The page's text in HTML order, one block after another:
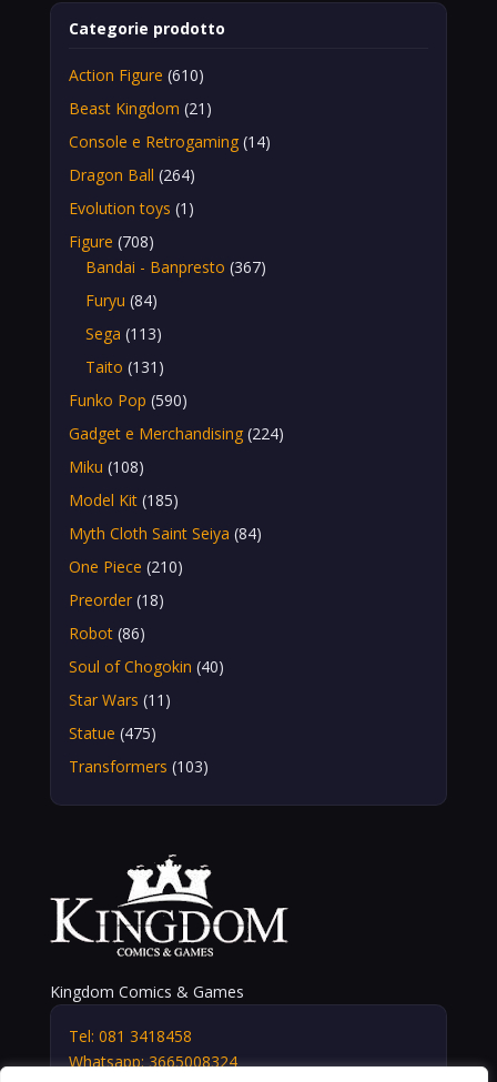
Categorie prodotto
Action Figure (610)
Beast Kingdom (21)
Console e Retrogaming (14)
Dragon Ball (264)
Evolution toys (1)
Figure (708)
Bandai - Banpresto (367)
Furyu (84)
Sega (113)
Taito (131)
Funko Pop (590)
Gadget e Merchandising (224)
Miku (108)
Model Kit (185)
Myth Cloth Saint Seiya (84)
One Piece (210)
Preorder (18)
Robot (86)
Soul of Chogokin (40)
Star Wars (11)
Statue (475)
Transformers (103)
Kingdom Comics & Games
Tel: 081 3418458
Whatsapp: 3665008324